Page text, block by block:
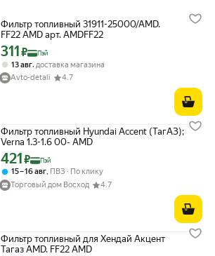
Фильтр топливный 31911-25000/AMD.
FF22 AMD арт. AMDFF22
Цена с картой Яндекс Пэй 311 ₽ вместо
311₽ Пэй
13 авг, доставка магазина
Avto-detali
4.7
Фильтр топливный Hyundai Accent (ТагАЗ);
Verna 1.3-1.6 00- AMD
Цена с картой Яндекс Пэй 421 ₽ вместо
421₽ Пэй
15 – 16 авг, ПВЗ
По клику
Торговый дом Восход
4.7
Фильтр топливный для Хендай Акцент
Тагаз AMD. FF22 AMD